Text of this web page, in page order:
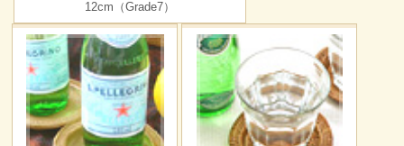
12cm（Grade7）